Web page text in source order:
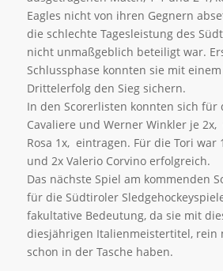
Eagles nicht von ihren Gegnern
die schlechte Tagesleistung des
nicht unmaßgeblich beteiligt war.
Schlussphase konnten sie mit
Drittelerfolg den Sieg sichern.
In den Scorerlisten konnten sich für
Cavaliere und Werner Winkler je
Rosa 1x, eintragen. Für die Tori war
und 2x Valerio Corvino erfolgreich.
Das nächste Spiel am kommenden
für die Südtiroler
fakultative Bedeutung, da sie mit
diesjährigen Italienmeistertitel, rein
schon in der Tasche haben.